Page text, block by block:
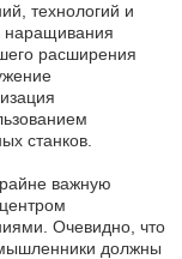
технологий и
наращивания
расширения
станков.
важную
Очевидно, что
должны